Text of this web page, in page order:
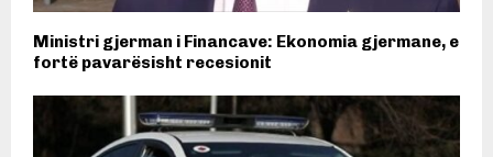
Ministri gjerman i Financave: Ekonomia gjermane, e
fortë pavarësisht recesionit